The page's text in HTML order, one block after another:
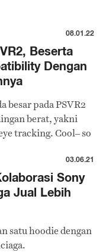
08.01.22
Beserta
Dengan
besar pada PSVR2
berat, yakni
tracking. Cool– so
03.06.21
Sony
Jual Lebih
satu hoodie dengan